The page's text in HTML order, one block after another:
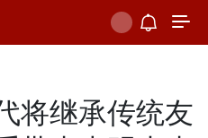
将继承传统友